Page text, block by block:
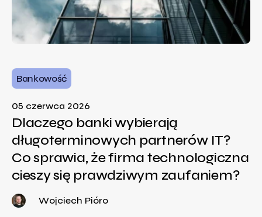
Bankowość
05 czerwca 2026
Dlaczego banki wybierają
długoterminowych partnerów IT?
Co sprawia, że firma technologiczna
cieszy się prawdziwym zaufaniem?
Wojciech Pióro